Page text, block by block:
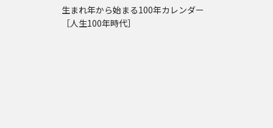
生まれ年から始まる100年カレンダー
［人生100年時代］